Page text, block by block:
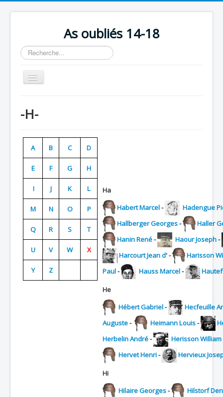
As oubliés 14-18
Rechercher
Basculer
la
Chronologie
Escadrilles
Organisation
Avions
Personnels
Doctrines
Batailles
Les As
Cahiers des As
-H-
A B C D
E F G H
I J K L
M N O P
Q R S T
U V W X
Y Z
Ha
Habert Marcel-
Hadengue
Hallberger Georges-
Haller
Hanin René- Haour Joseph-
Harcourt Jean d' -
Harisson
Paul- Hauss Marcel-
He
Hébert Gabriel-
Hecfeuille
Auguste- Heimann Louis-
Herbelin André- Herisson William
Hervet Henri- Hervieux
Hi
Hilaire Georges- Hilstorf